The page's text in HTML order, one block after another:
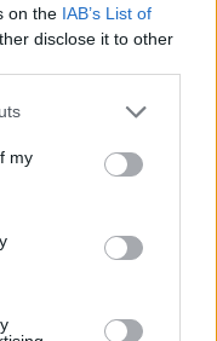
on the IAB’s List of
disclose it to other
one or more Google
You may click to
third-party tags to
in below Google
my